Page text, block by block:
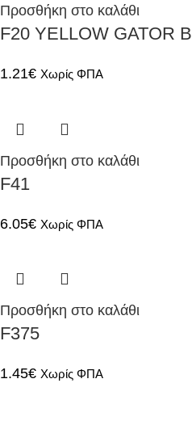
Προσθήκη στο καλάθι
F20 YELLOW GATOR
1.21€ Χωρίς ΦΠΑ
Προσθήκη στο καλάθι
F41
6.05€ Χωρίς ΦΠΑ
Προσθήκη στο καλάθι
F375
1.45€ Χωρίς ΦΠΑ